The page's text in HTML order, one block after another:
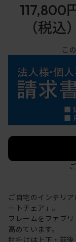
117,800
（税込）
こ
ご自宅のインテリ
ートチェア」。
フレームをファブ
高めています。
肘掛けは上下・前